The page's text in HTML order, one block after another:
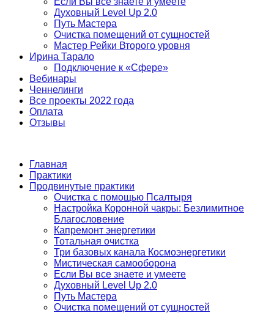
Духовный Level Up 2.0
Путь Мастера
Очистка помещений от сущностей
Мастер Рейки Второго уровня
Ирина Тарало
Подключение к «Сфере»
Вебинары
Ченнелинги
Все проекты 2022 года
Оплата
Отзывы
Главная
Практики
Продвинутые практики
Очистка с помощью Псалтыря
Настройка Коронной чакры: Безлимитное
Благословение
Капремонт энергетики
Тотальная очистка
Три базовых канала Космоэнергетики
Мистическая самооборона
Если Вы все знаете и умеете
Духовный Level Up 2.0
Путь Мастера
Очистка помещений от сущностей